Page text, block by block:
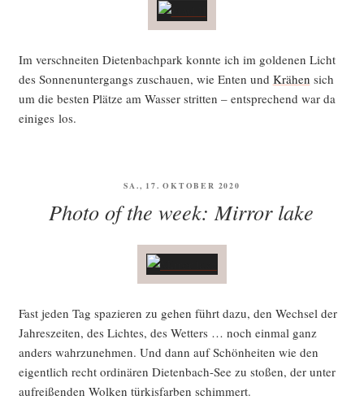
Im ver­schnei­ten Die­ten­bach­park konn­te ich im gol­de­nen Licht
des Son­nen­un­ter­gangs zuschau­en, wie Enten und Krä­hen sich
um die bes­ten Plät­ze am Was­ser strit­ten – ent­spre­chend war da
eini­ges los.
VERÖFFENTLICHT
SA., 17. OKTOBER 2020
Photo of the week: Mirror lake
Fast jeden Tag spa­zie­ren zu gehen führt dazu, den Wech­sel der
Jah­res­zei­ten, des Lich­tes, des Wet­ters … noch ein­mal ganz
anders wahr­zu­neh­men. Und dann auf Schön­hei­ten wie den
eigent­lich recht ordi­nä­ren Die­ten­bach-See zu sto­ßen, der unter
auf­rei­ßen­den Wol­ken tür­kis­far­ben schimmert.